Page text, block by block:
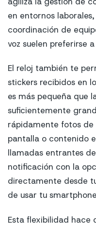
en entornos
coordinación de
voz suelen preferirse
El reloj también te
stickers recibidos en
es más pequeña que
suficientemente
rápidamente fotos
pantalla o contenido
llamadas entrantes
notificación con la
directamente desde
de usar tu
Esta flexibilidad hace